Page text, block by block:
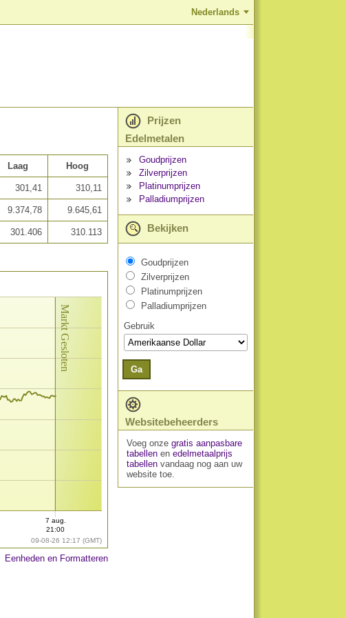
Nederlands
Laag Hoog
301,41 310,11
9.374,78 9.645,61
301.406 310.113
Markt Gesloten
09-08-26 12:17 (GMT)
7 aug.
21:00
Eenheden en Formatteren
Prijzen
Edelmetalen
Goudprijzen
Zilverprijzen
Platinumprijzen
Palladiumprijzen
Bekijken
Goudprijzen
Zilverprijzen
Platinumprijzen
Palladiumprijzen
Gebruik
Ga
Websitebeheerders
Voeg onze gratis aanpasbare
tabellenen edelmetaalprijs
tabellenvandaag nog aan uw
website toe.